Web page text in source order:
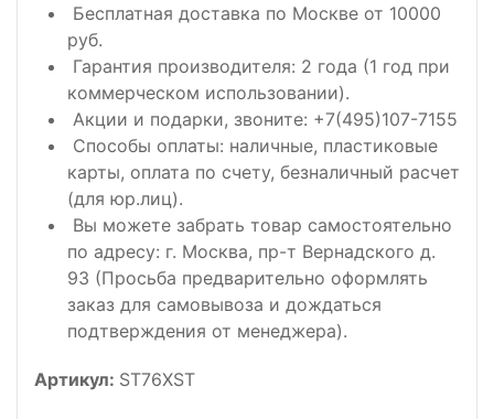
Бесплатная доставка по Москве от 10000
руб.
Гарантия производителя: 2 года (1 год при
коммерческом использовании).
Акции и подарки, звоните: +7(495)107-7155
Способы оплаты: наличные, пластиковые
карты, оплата по счету, безналичный расчет
(для юр.лиц).
Вы можете забрать товар самостоятельно
по адресу: г. Москва, пр-т Вернадского д.
93 (Просьба предварительно оформлять
заказ для самовывоза и дождаться
подтверждения от менеджера).
Артикул: ST76XST